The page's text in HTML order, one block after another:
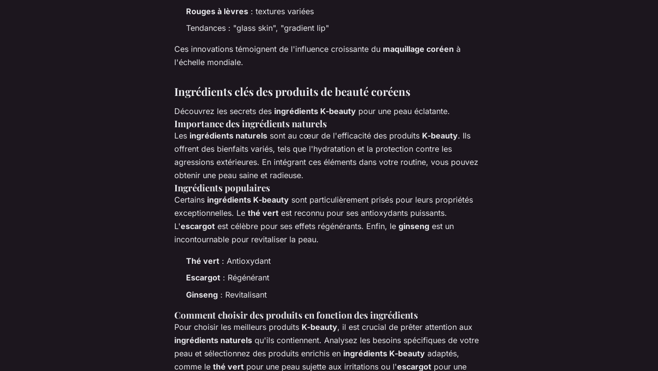
Rouges à lèvres : textures variées
Tendances : "glass skin", "gradient lip"
Ces innovations témoignent de l'influence croissante du maquillage coréen à
l'échelle mondiale.
Ingrédients clés des produits de beauté coréens
Découvrez les secrets des ingrédients K-beauty pour une peau éclatante.
Importance des ingrédients naturels
Les ingrédients naturels sont au cœur de l'efficacité des produits K-beauty. Ils
offrent des bienfaits variés, tels que l'hydratation et la protection contre les
agressions extérieures. En intégrant ces éléments dans votre routine, vous pouvez
obtenir une peau saine et radieuse.
Ingrédients populaires
Certains ingrédients K-beauty sont particulièrement prisés pour leurs propriétés
exceptionnelles. Le thé vert est reconnu pour ses antioxydants puissants.
L'escargot est célèbre pour ses effets régénérants. Enfin, le ginseng est un
incontournable pour revitaliser la peau.
Thé vert : Antioxydant
Escargot : Régénérant
Ginseng : Revitalisant
Comment choisir des produits en fonction des ingrédients
Pour choisir les meilleurs produits K-beauty, il est crucial de prêter attention aux
ingrédients naturels qu'ils contiennent. Analysez les besoins spécifiques de votre
peau et sélectionnez des produits enrichis en ingrédients K-beauty adaptés,
comme le thé vert pour une peau sujette aux irritations ou l'escargot pour une